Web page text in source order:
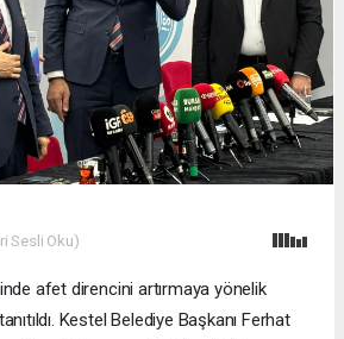
Sesli Oku)
afet direncini artırmaya yönelik
Kestel Belediye Başkanı Ferhat